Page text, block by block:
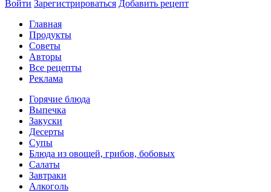
Войти Зарегистрироваться Добавить рецепт
Главная
Продукты
Советы
Авторы
Все рецепты
Реклама
Горячие блюда
Выпечка
Закуски
Десерты
Супы
Блюда из овощей, грибов, бобовых
Салаты
Завтраки
Алкоголь